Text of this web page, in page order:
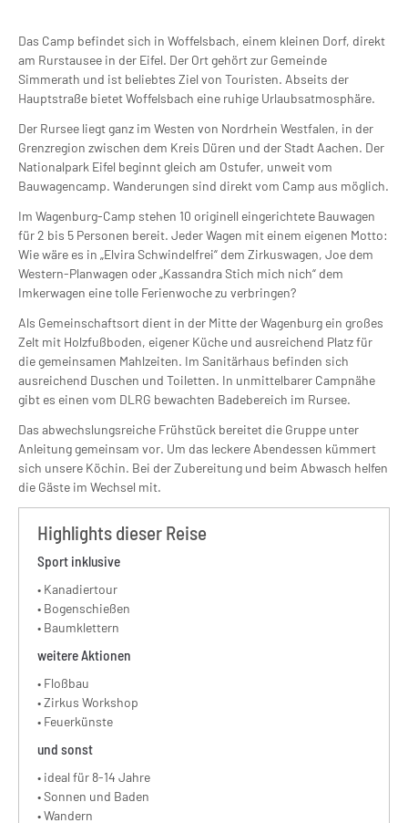
Das Camp befindet sich in Woffelsbach, einem kleinen Dorf, direkt
am Rurstausee in der Eifel. Der Ort gehört zur Gemeinde
Simmerath und ist beliebtes Ziel von Touristen. Abseits der
Hauptstraße bietet Woffelsbach eine ruhige Urlaubsatmosphäre.
Der Rursee liegt ganz im Westen von Nordrhein Westfalen, in der
Grenzregion zwischen dem Kreis Düren und der Stadt Aachen. Der
Nationalpark Eifel beginnt gleich am Ostufer, unweit vom
Bauwagencamp. Wanderungen sind direkt vom Camp aus möglich.
Im Wagenburg-Camp stehen 10 originell eingerichtete Bauwagen
für 2 bis 5 Personen bereit. Jeder Wagen mit einem eigenen Motto:
Wie wäre es in „Elvira Schwindelfrei“ dem Zirkuswagen, Joe dem
Western-Planwagen oder „Kassandra Stich mich nich“ dem
Imkerwagen eine tolle Ferienwoche zu verbringen?
Als Gemeinschaftsort dient in der Mitte der Wagenburg ein großes
Zelt mit Holzfußboden, eigener Küche und ausreichend Platz für
die gemeinsamen Mahlzeiten. Im Sanitärhaus befinden sich
ausreichend Duschen und Toiletten. In unmittelbarer Campnähe
gibt es einen vom DLRG bewachten Badebereich im Rursee.
Das abwechslungsreiche Frühstück bereitet die Gruppe unter
Anleitung gemeinsam vor. Um das leckere Abendessen kümmert
sich unsere Köchin. Bei der Zubereitung und beim Abwasch helfen
die Gäste im Wechsel mit.
Highlights dieser Reise
Sport inklusive
• Kanadiertour
• Bogenschießen
• Baumklettern
weitere Aktionen
• Floßbau
• Zirkus Workshop
• Feuerkünste
und sonst
• ideal für 8-14 Jahre
• Sonnen und Baden
• Wandern